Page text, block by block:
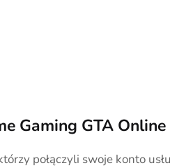
Gaming GTA Online
połączyli swoje konto